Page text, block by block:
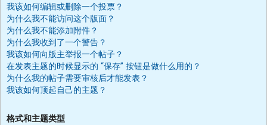
我该如何编辑或删除一个投票？
为什么我不能访问这个版面？
为什么我不能添加附件？
为什么我收到了一个警告？
我该如何向版主举报一个帖子？
在发表主题的时候显示的 “保存” 按钮是做什么用的？
为什么我的帖子需要审核后才能发表？
我该如何顶起自己的主题？
格式和主题类型